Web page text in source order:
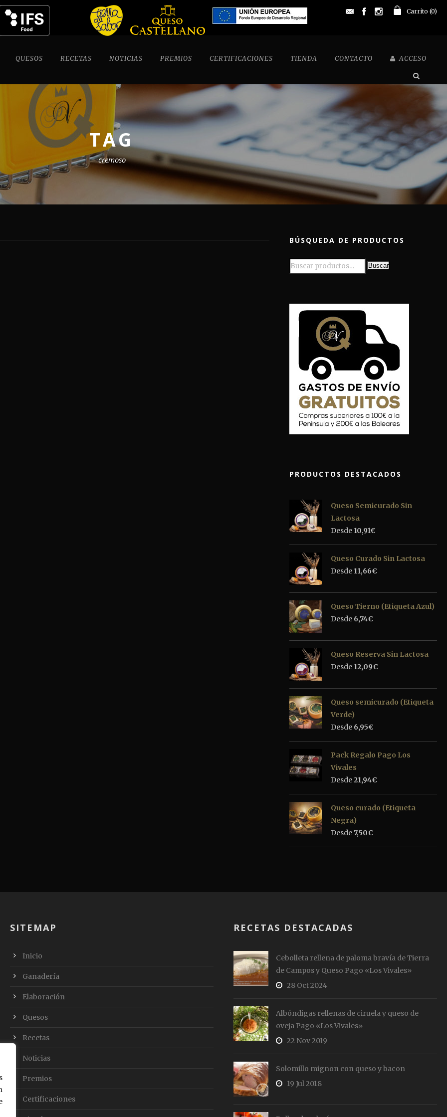
Carrito (0)
QUESOS RECETAS NOTICIAS PREMIOS CERTIFICACIONES TIENDA CONTACTO ACCESO
TAG
cremoso
BÚSQUEDA DE PRODUCTOS
Buscar
PRODUCTOS DESTACADOS
Queso Semicurado Sin
Lactosa
Desde 10,91€
Queso Curado Sin Lactosa
Desde 11,66€
Queso Tierno (Etiqueta Azul)
Desde 6,74€
Queso Reserva Sin Lactosa
Desde 12,09€
Queso semicurado (Etiqueta
Verde)
Desde 6,95€
Pack Regalo Pago Los
Vivales
Desde21,94€
Queso curado (Etiqueta
Negra)
Desde7,50€
SITEMAP
Inicio
Ganadería
Elaboración
Quesos
Recetas
Noticias
Premios
Certificaciones
RECETAS DESTACADAS
Cebolleta rellena de paloma bravía de Tierra
de Campos y Queso Pago «Los Vivales»
28 Oct 2024
Albóndigas rellenas de ciruela y queso de
oveja Pago «Los Vivales»
22 Nov 2019
Solomillo mignon con queso y bacon
19 Jul 2018